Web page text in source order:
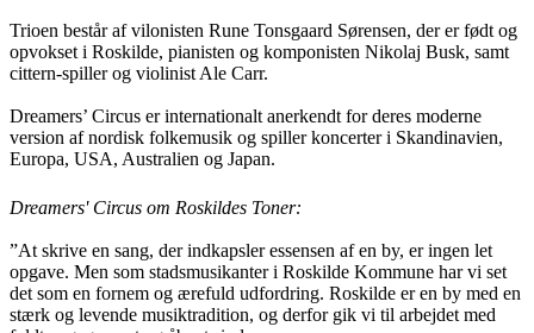
Trioen består af vilonisten Rune Tonsgaard Sørensen, der er født og
opvokset i Roskilde, pianisten og komponisten Nikolaj Busk, samt
cittern-spiller og violinist Ale Carr.
Dreamers’ Circus er internationalt anerkendt for deres moderne
version af nordisk folkemusik og spiller koncerter i Skandinavien,
Europa, USA, Australien og Japan.
Dreamers' Circus om Roskildes Toner:
”At skrive en sang, der indkapsler essensen af en by, er ingen let
opgave. Men som stadsmusikanter i Roskilde Kommune har vi set
det som en fornem og ærefuld udfordring. Roskilde er en by med en
stærk og levende musiktradition, og derfor gik vi til arbejdet med